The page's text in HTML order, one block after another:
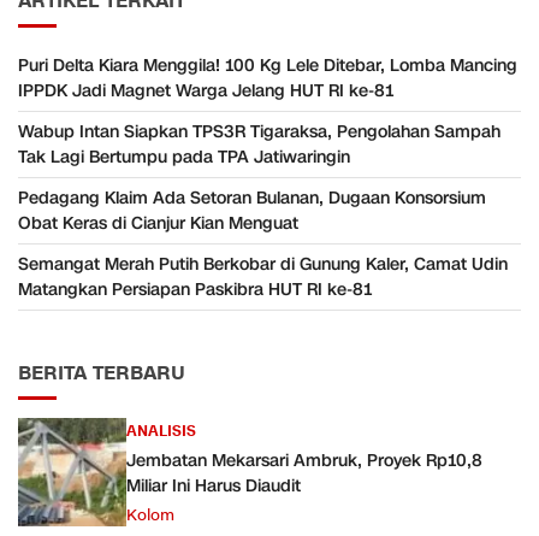
Puri Delta Kiara Menggila! 100 Kg Lele Ditebar, Lomba Mancing
IPPDK Jadi Magnet Warga Jelang HUT RI ke-81
Wabup Intan Siapkan TPS3R Tigaraksa, Pengolahan Sampah
Tak Lagi Bertumpu pada TPA Jatiwaringin
Pedagang Klaim Ada Setoran Bulanan, Dugaan Konsorsium
Obat Keras di Cianjur Kian Menguat
Semangat Merah Putih Berkobar di Gunung Kaler, Camat Udin
Matangkan Persiapan Paskibra HUT RI ke-81
BERITA TERBARU
ANALISIS
Jembatan Mekarsari Ambruk, Proyek Rp10,8
Miliar Ini Harus Diaudit
Kolom